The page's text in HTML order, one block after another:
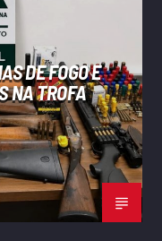
DE FOGO E
NA TROFA